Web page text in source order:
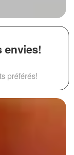
envies!
préférés!